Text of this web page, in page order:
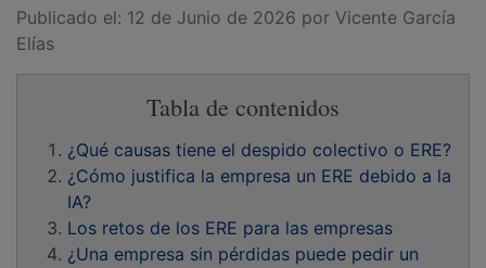
Publicado el: 12 de Junio de 2026 por Vicente García
Elías
Tabla de contenidos
¿Qué causas tiene el despido colectivo o ERE?
¿Cómo justifica la empresa un ERE debido a la
IA?
Los retos de los ERE para las empresas
¿Una empresa sin pérdidas puede pedir un